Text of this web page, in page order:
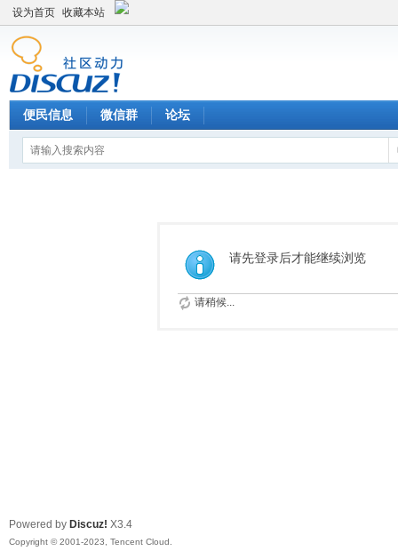
设为首页 收藏本站
便民信息 微信群 论坛
请先登录后才能继续浏览
请稍候...
Powered by Discuz! X3.4
Copyright © 2001-2023, Tencent Cloud.